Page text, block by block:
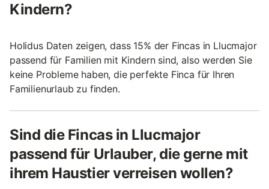
Kindern?
Holidus Daten zeigen, dass 15% der Fincas in Llucmajor
passend für Familien mit Kindern sind, also werden Sie
keine Probleme haben, die perfekte Finca für Ihren
Familienurlaub zu finden.
Sind die Fincas in Llucmajor
passend für Urlauber, die gerne mit
ihrem Haustier verreisen wollen?